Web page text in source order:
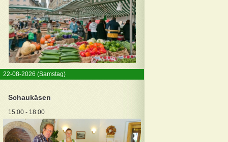
22-08-2026 (Samstag)
Schaukäsen
15:00 - 18:00